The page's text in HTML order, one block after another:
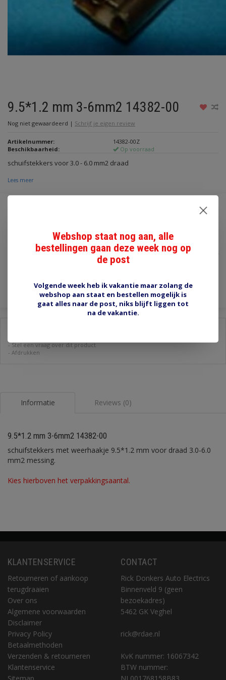
9.5*1.2 mm 3-6mm2 14382-00
Nog niet gewaardeerd | Schrijf je eigen review
Artikelnummer:
14382-00Z
Beschikbaarheid:
Op voorraad
schuifstekkers voor 3.0 - 6.0 mm2 draad
Lees meer
-Stel een vraag over dit product
- Afdrukken
Informatie Reviews (0)
9.5*1.2 mm 3-6mm2 14382-00
schuifstekkers met weerhaakje 9.5*1.2 mm voor draad 3.0-6.0
mm2 messing.
Kies hierboven het verpakkingsaantal.
KLANTENSERVICE
Retourneren of aankoop
terugdraaien
Over ons
Algemene voorwaarden
Disclaimer
Privacy Policy
Betaalmethoden
Verzenden & retourneren
Klantenservice
CONTACT
Rick Donkers Auto Electrics
Binnenveld 9 (geen
bezoekadres)
5462 GK Veghel
rick@rdae.nl
KvK nummer: 16067342
BTW nummer:
Webshop staat nog aan, alle
bestellingen gaan deze week nog op
de post
Volgende week heb ik vakantie maar zolang de
webshop aan staat en bestellen mogelijk is
gaat alles naar de post, niks blijft liggen tot
na de vakantie.